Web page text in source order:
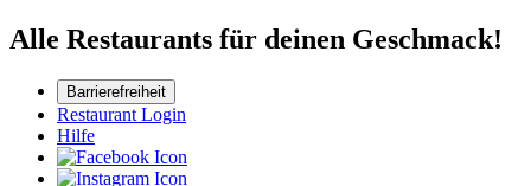
Alle Restaurants für deinen Geschmack!
Barrierefreiheit
Restaurant Login
Hilfe